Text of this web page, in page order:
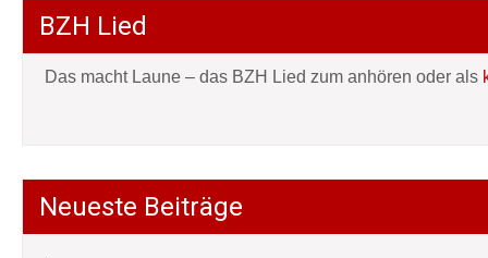
BZH Lied
Das macht Laune – das BZH Lied zum anhören oder als
Neueste Beiträge